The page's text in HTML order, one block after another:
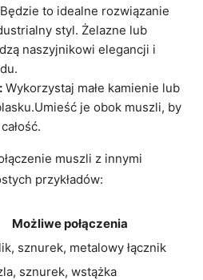
Będzie to idealne rozwiązanie
styl. Żelazne lub
naszyjnikowi elegancji i
Wykorzystaj małe kamienie lub
je obok muszli, by
muszli z innymi
przykładów:
Możliwe połączenia
sznurek, metalowy łącznik
sznurek, wstążka